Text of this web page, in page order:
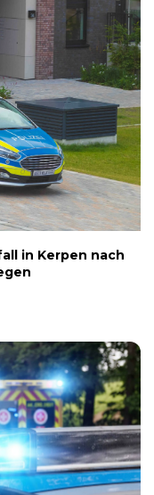
in Kerpen nach